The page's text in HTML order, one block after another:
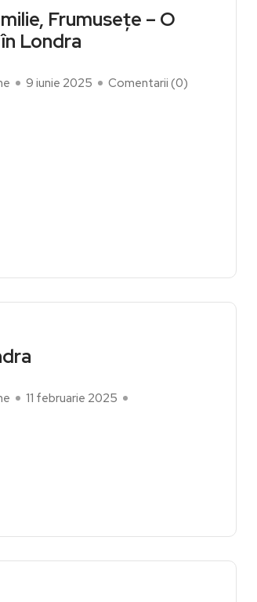
Frumusețe – O
Londra
9 iunie 2025 Comentarii (0)
11 februarie 2025